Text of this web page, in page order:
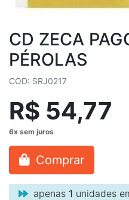
CD ZECA
PÉROLAS
COD: SRJ0217
R$ 54,77
Comprar
apenas 1 unidades